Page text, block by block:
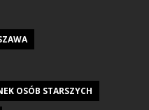
OSÓB STARSZYCH